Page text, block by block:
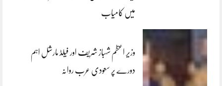
میں کامیاب
وزیر اعظم شہباز شریف اور فیلڈ مارشل اہم
دورے پر سعودی عرب روانہ